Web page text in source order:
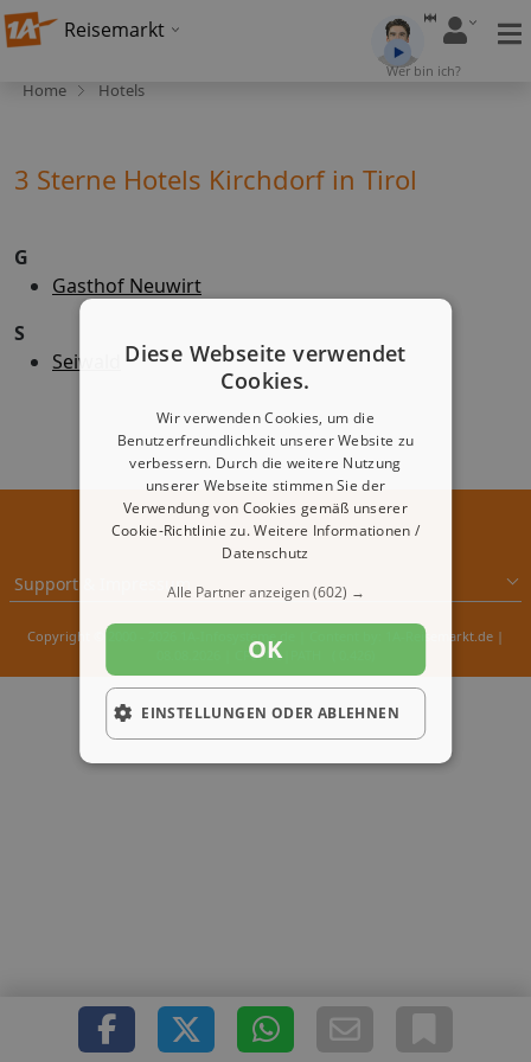
Reisemarkt
Wer bin ich?
Home Hotels
3 Sterne Hotels Kirchdorf in Tirol
G
Gasthof Neuwirt
S
Seiwald
Support & Impressum
Copyright © 2000 - 2026 1A-Infosysteme.de | Content by: 1A-Reisemarkt.de |
| CFo: No|PATH ( 0.426)
Diese Webseite verwendet
Cookies.
Wir verwenden Cookies, um die
Benutzerfreundlichkeit unserer Website zu
verbessern. Durch die weitere Nutzung
unserer Webseite stimmen Sie der
Verwendung von Cookies gemäß unserer
Cookie-Richtlinie zu.Weitere Informationen /
Datenschutz
Alle Partner anzeigen(602) →
OK
EINSTELLUNGEN ODER ABLEHNEN